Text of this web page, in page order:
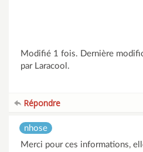
Modifié 1 fois. Dernière
par Laracool.
Répondre
nhose
Merci pour ces informations,